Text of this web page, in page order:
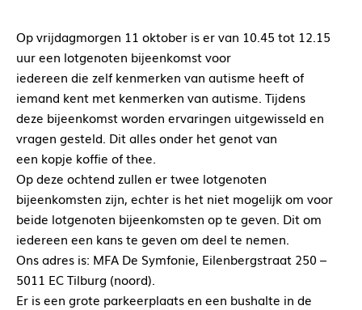
Op vrijdagmorgen 11 oktober is er van 10.45 tot 12.15
uur een lotgenoten bijeenkomst voor
iedereen die zelf kenmerken van autisme heeft of
iemand kent met kenmerken van autisme. Tijdens
deze bijeenkomst worden ervaringen uitgewisseld en
vragen gesteld. Dit alles onder het genot van
een kopje koffie of thee.
Op deze ochtend zullen er twee lotgenoten
bijeenkomsten zijn, echter is het niet mogelijk om voor
beide lotgenoten bijeenkomsten op te geven. Dit om
iedereen een kans te geven om deel te nemen.
Ons adres is: MFA De Symfonie, Eilenbergstraat 250 –
5011 EC Tilburg (noord).
Er is een grote parkeerplaats en een bushalte in de